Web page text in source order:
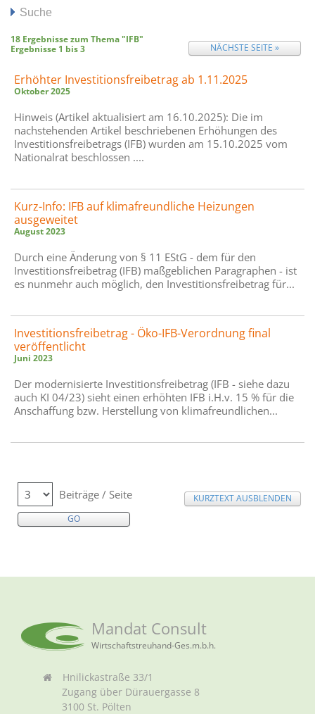
Suche
18 Ergebnisse zum Thema"IFB"
Ergebnisse 1 bis3 NÄCHSTE SEITE »
Erhöhter Investitionsfreibetrag ab 1.11.2025
Oktober 2025
Hinweis (Artikel aktualisiert am 16.10.2025): Die im
nachstehenden Artikel beschriebenen Erhöhungen des
Investitionsfreibetrags (IFB) wurden am 15.10.2025 vom
Nationalrat beschlossen ....
Kurz-Info: IFB auf klimafreundliche Heizungen
ausgeweitet
August 2023
Durch eine Änderung von § 11 EStG - dem für den
Investitionsfreibetrag (IFB) maßgeblichen Paragraphen - ist
es nunmehr auch möglich, den Investitionsfreibetrag für...
Investitionsfreibetrag - Öko-IFB-Verordnung final
veröffentlicht
Juni 2023
Der modernisierte Investitionsfreibetrag (IFB - siehe dazu
auch KI 04/23) sieht einen erhöhten IFB i.H.v. 15 % für die
Anschaffung bzw. Herstellung von klimafreundlichen...
Beiträge / Seite KURZTEXT AUSBLENDEN
Mandat Consult
Wirtschaftstreuhand-Ges.m.b.h.
Hnilickastraße 33/1
Zugang über Dürauergasse 8
3100 St. Pölten